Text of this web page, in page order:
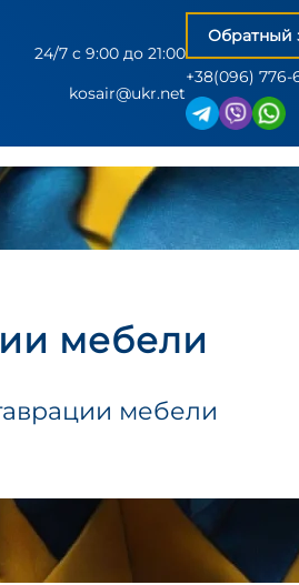
24/7 c 9:00 до 21:00
kosair@ukr.net
Обратный
+38(096) 776-
мебели
мебели